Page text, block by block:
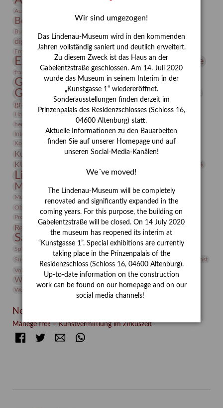
Ausstellung „Vier Winde“
Bernhard August von Lindenau
Burg Posterstein
digitallabor Entartete Kunst
Erdmann Julius Dietrich
Erlebnisportal estrusker Exlibris
Expressionismus Festrede Florenz Fotografie
frauen Frauen in der Antike und heute
Gerhard-Altenbourg-Preis
Gerhard Altenbourg
Gerhard Kurt Müller
grafische sammlung
griechische Mythologie
Hanns-Conon von der Gabelentz Heinrich Kirchhoff Heldinnen
herman de vries Humboldt
Insekten
Integriertes Schädlingsmanagement
Italien Jahresempfang
Jubiläum
Kolosseum
Kooperationsausstellung Korkmodelle Kunst
Kunstmuseum Kunstvermittlung Kunst von Kühl
KUNSTWAND Lehmbruck
Lindenau-Museum Marstall
Museumsgeschichte Museumsnacht
Museumspädagogik Mäzen Napoleon Natur
Neue Remise
Objekt im Fokus
Paul Klee Peter Schnürpel Phelloplastik
Provenienz
Provenienzforschung
Restaurierung Ruth Wolf-Rehfeld
Sammlung Samstagszeichner
Sphinx
studio Studio Bildende Kunst
studioDIGITAL
Suermondt-Ludwig-Museum
Vermittlung
Videokunst
Volontariat
Walter Rheiner Weihnachten Werefkin
Werkbetrachtung
Wolf und Hund
Neueste Beiträge
Manege frei! – Kunstvermittlung im Zirkuszelt
FacebookTwitter E-mail
Wir sind umgezogen!
Das Lindenau-Museum wird in den kommenden
Jahren vollständig saniert und deutlich erweitert.
Zu diesem Zweck ist das Haus an der
Gabelentzstraße geschlossen. Am 14. Juli 2020
wurde das Museum in seinem Interim in der
„Kunstgasse 1“ wiedereröffnet.
Sonderausstellungen finden derzeit im
Prinzenpalais des Residenzschlosses (Schloss 16,
04600 Altenburg) statt.
Aktuelle Informationen zu den Bauarbeiten
finden Sie auf unserer Homepage und auf
unseren Social-Media-Kanälen!
We´ve moved!
The Lindenau-Museum will be completely
renovated and significantly expanded in the
coming years. For this purpose, the building on
Gabelentzstraße will be closed. On 14 July 2020
the museum has reopened its interim at
“Kunstgasse 1”. Special exhibitions are currently
taking place in the Prinzenpalais of the
Residenzschloss (Schloss 16, 04600 Altenburg).
Up-to-date information on the construction
work can be found on our homepage and on our
social media channels!